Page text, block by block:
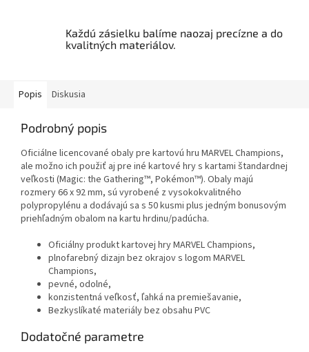
Každú zásielku balíme naozaj precízne a do
kvalitných materiálov.
Popis Diskusia
Podrobný popis
Oficiálne licencované obaly pre kartovú hru MARVEL Champions,
ale možno ich použiť aj pre iné kartové hry s kartami štandardnej
veľkosti (Magic: the Gathering™, Pokémon™). Obaly majú
rozmery 66 x 92 mm, sú vyrobené z vysokokvalitného
polypropylénu a dodávajú sa s 50 kusmi plus jedným bonusovým
priehľadným obalom na kartu hrdinu/padúcha.
Oficiálny produkt kartovej hry MARVEL Champions,
plnofarebný dizajn bez okrajov s logom MARVEL
Champions,
pevné, odolné,
konzistentná veľkosť, ľahká na premiešavanie,
Bezkyslíkaté materiály bez obsahu PVC
Dodatočné parametre